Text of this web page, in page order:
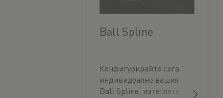
Ball Spline
Конфигурирайте сега
индивидуално вашия
Ball Spline, изтеглете